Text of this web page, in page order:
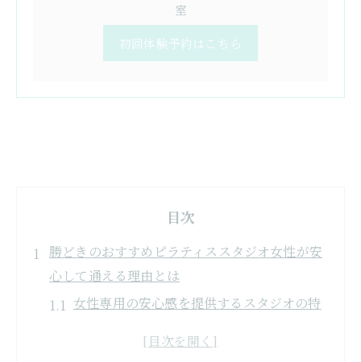
室
初回体験予約はこちら
目次
勝どきのおすすめピラティススタジオ女性が安
心して通える理由とは
女性専用の安心感を提供するスタジオの特